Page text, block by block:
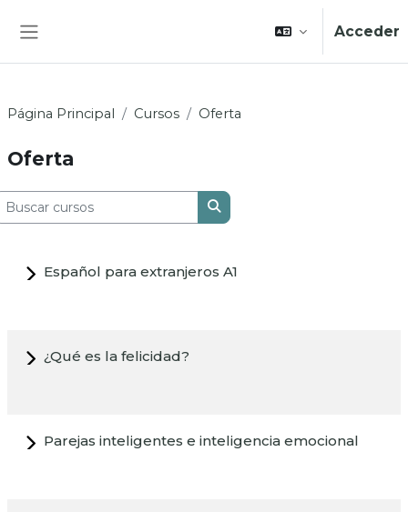
Acceder
Página Principal Cursos Oferta
Oferta
cursos
Buscar cursos
Español para extranjeros A1
¿Qué es la felicidad?
Parejas inteligentes e inteligencia emocional